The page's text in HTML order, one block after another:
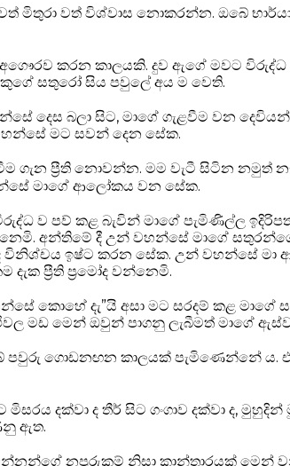
මිතුරා වත් විශ්වාස නොකරන්න. ඔබේ
අගෞරව කරන කාලයකි. දුව ඇගේ මවට විරුද්ධ
සතුරෝ සිය පවුලේ අය ම වෙති.
දෙස බලා සිට, මාගේ ගැළවීම වන
මට සවන් දෙන සේක.
ගැන ප්‍රීති නොවන්න. මම වැටී සිටින නමුත්
මාගේ ආලෝකය වන සේක.
ව පව් කළ බැවින් මාගේ පැමිණිල්ල
අන්තිමේ දී උන් වහන්සේ මාගේ
විනිශ්චය ඉෂ්ට කරන සේක. උන් වහන්සේ
ප්‍රීති ප්‍රමෝද වන්නෙමි.
කොහේ දැ”යි අසා මට සරදම් කළ මාගේ
මඩ මෙන් ඔවුන් පාගනු ලැබීමත් මාගේ
පවුරු ගොඩනඟන කාලයක් පැමිණෙන්නේ ය. ඒ
මිසරය දක්වා ද තීර් සිට ගංගාව දක්වා ද,
ඇත.
නපුරුකම් නිසා කාන්තාරයක් මෙන්